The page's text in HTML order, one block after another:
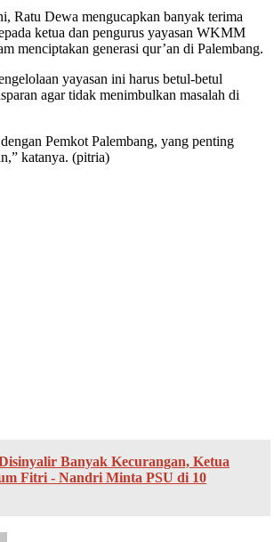
Ratu Dewa mengucapkan banyak terima
ketua dan pengurus yayasan WKMM
menciptakan generasi qur’an di Palembang.
yayasan ini harus betul-betul
agar tidak menimbulkan masalah di
Pemkot Palembang, yang penting
katanya. (pitria)
Banyak Kecurangan, Ketua
Fitri - Nandri Minta PSU di 10